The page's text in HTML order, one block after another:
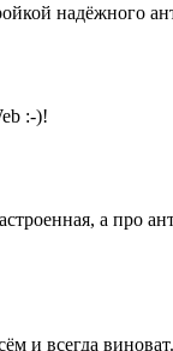
надёжного
:-)!
а
и всегда